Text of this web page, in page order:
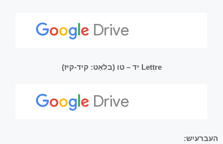
Lettre יד – טו (בלאַט: קיד-קיז)
העברעיִש: